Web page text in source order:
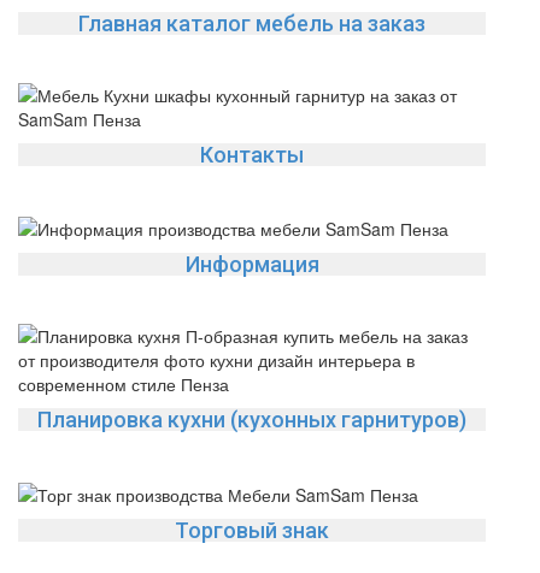
Главная каталог мебель на заказ
Контакты
Информация
Планировка кухни (кухонных гарнитуров)
Торговый знак